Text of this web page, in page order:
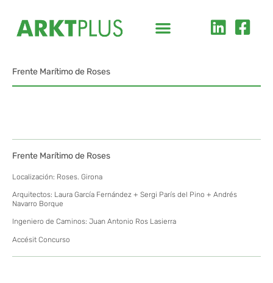
Frente Marítimo de Roses
Frente Marítimo de Roses
Localización: Roses. Girona
Arquitectos: Laura García Fernández + Sergi París del Pino + Andrés
Navarro Borque
Ingeniero de Caminos: Juan Antonio Ros Lasierra
Accésit Concurso